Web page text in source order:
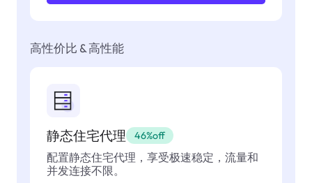
高性价比 & 高性能
静态住宅代理 46%off
配置静态住宅代理，享受极速稳定，流量和
并发连接不限。